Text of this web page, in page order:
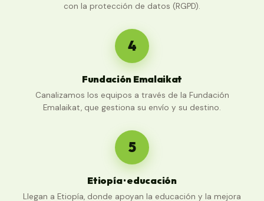
con la protección de datos (RGPD).
4
Fundación Emalaikat
Canalizamos los equipos a través de la Fundación
Emalaikat, que gestiona su envío y su destino.
5
Etiopía · educación
Llegan a Etiopía, donde apoyan la educación y la mejora